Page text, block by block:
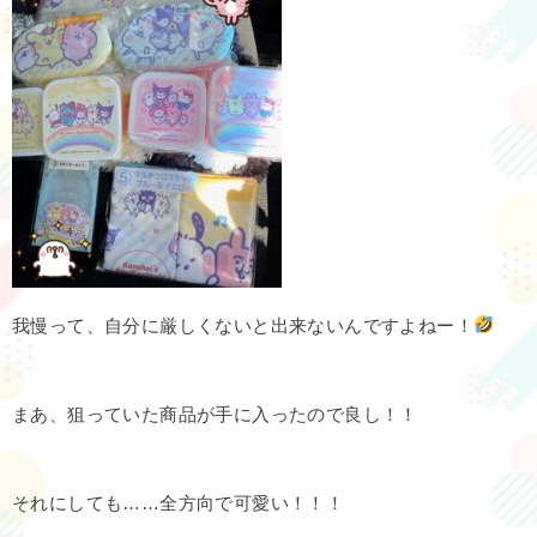
我慢って、自分に厳しくないと出来ないんですよねー！
まあ、狙っていた商品が手に入ったので良し！！
それにしても……全方向で可愛い！！！